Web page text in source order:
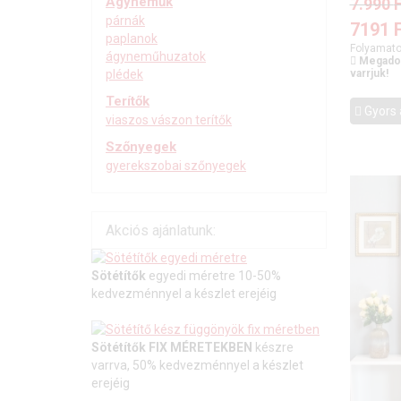
7.990
7191
varrjuk!
Gyors
párnák
paplanok
ágyneműhuzatok
plédek
Terítők
viaszos vászon terítők
Szőnyegek
gyerekszobai szőnyegek
Akciós ajánlatunk:
Sötétítők egyedi méretre 10-50%
kedvezménnyel a készlet erejéig
Sötétítők FIX MÉRETEKBEN készre
varrva, 50% kedvezménnyel a készlet
erejéig